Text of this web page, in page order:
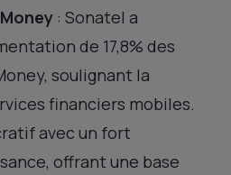
: Sonatel a
de 17,8% des
soulignant la
financiers mobiles.
avec un fort
offrant une base